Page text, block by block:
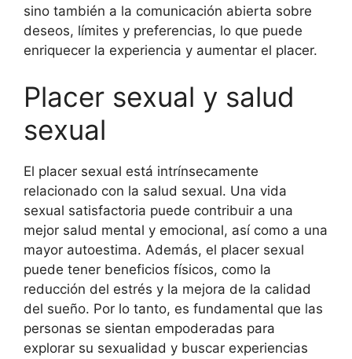
sino también a la comunicación abierta sobre
deseos, límites y preferencias, lo que puede
enriquecer la experiencia y aumentar el placer.
Placer sexual y salud
sexual
El placer sexual está intrínsecamente
relacionado con la salud sexual. Una vida
sexual satisfactoria puede contribuir a una
mejor salud mental y emocional, así como a una
mayor autoestima. Además, el placer sexual
puede tener beneficios físicos, como la
reducción del estrés y la mejora de la calidad
del sueño. Por lo tanto, es fundamental que las
personas se sientan empoderadas para
explorar su sexualidad y buscar experiencias